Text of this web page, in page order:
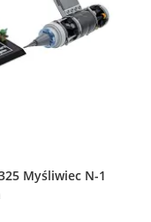
Myśliwiec N-1